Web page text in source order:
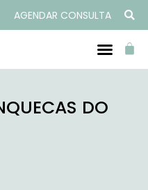
AGENDAR CONSULTA
DO